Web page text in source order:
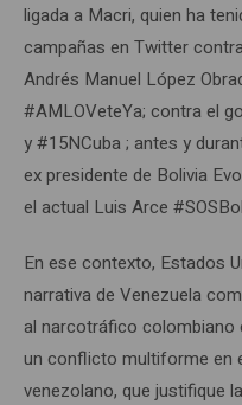
ligada a Macri, quien ha
campañas en Twitter
Andrés Manuel López
#AMLOVeteYa; contra el
y #15NCuba ; antes y
ex presidente de Bolivia
el actual Luis Arce
En ese contexto, Estados
narrativa de Venezuela
al narcotráfico colombiano
un conflicto multiforme en
venezolano, que justifique